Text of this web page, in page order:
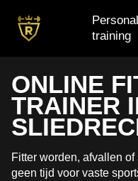
Personal
training
Personal training
Voedingsschema
Trainingsschema
Small group training
ONLINE
TRAINER
Fitter worden, afvallen
geen tijd voor vaste